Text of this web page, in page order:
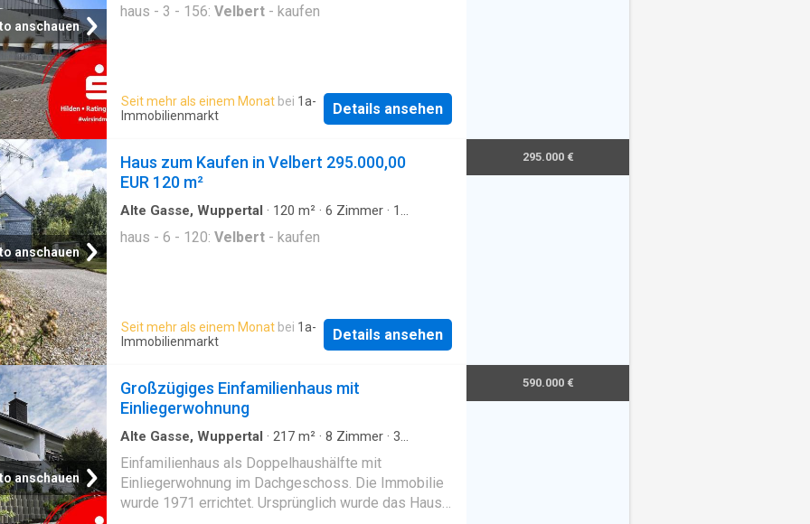
anschauen
haus - 3 - 156: Velbert - kaufen
Seit mehr als einem Monat bei 1a-
Immobilienmarkt
Details ansehen
anschauen
Haus zum Kaufen in Velbert 295.000,00
EUR 120 m²
Alte Gasse, Wuppertal · 120 m² · 6 Zimmer · 1
haus - 6 - 120: Velbert - kaufen
Seit mehr als einem Monat bei 1a-
Immobilienmarkt
Details ansehen
295.000 €
anschauen
Großzügiges Einfamilienhaus mit
Einliegerwohnung
Alte Gasse, Wuppertal · 217 m² · 8 Zimmer · 3
Einfamilienhaus als Doppelhaushälfte mit
Einliegerwohnung im Dachgeschoss. Die Immobilie
wurde 1971 errichtet. Ursprünglich wurde das Haus
590.000 €